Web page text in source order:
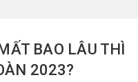
BAO LÂU THÌ
2023?